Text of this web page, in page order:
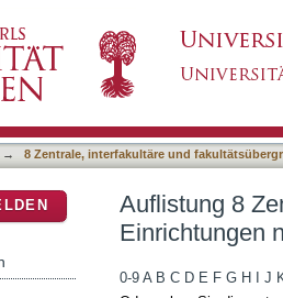
→ 8 Zentrale, interfakultäre und
Auflistung 8
Einrichtungen
0-9 A B C D E F G H J